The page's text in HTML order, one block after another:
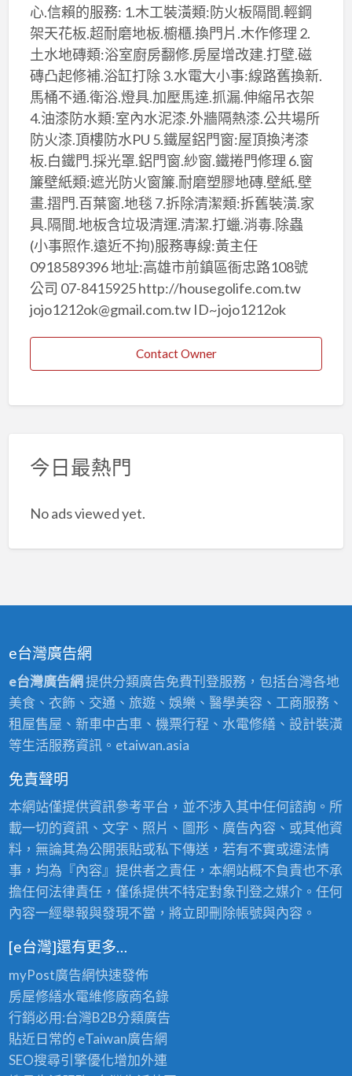
心.信賴的服務: 1.木工裝潢類:防火板隔間.輕鋼
架天花板.超耐磨地板.櫥櫃.換門片.木作修理 2.
土水地磚類:浴室廚房翻修.房屋增改建.打壁.磁
磚凸起修補.浴缸打除 3.水電大小事:線路舊換新.
馬桶不通.衛浴.燈具.加壓馬達.抓漏.伸縮吊衣架
4.油漆防水類:室內水泥漆.外牆隔熱漆.公共場所
防火漆.頂樓防水PU 5.鐵屋鋁門窗:屋頂換洘漆
板.白鐵門.採光罩.鋁門窗.紗窗.鐵捲門修理 6.窗
簾壁紙類:遮光防火窗簾.耐磨塑膠地磚.壁紙.壁
畫.摺門.百葉窗.地毯 7.拆除清潔類:拆舊裝潢.家
具.隔間.地板含垃圾清運.清潔.打蠟.消毒.除蟲
(小事照作.遠近不拘)服務專線:黃主任
0918589396 地址:高雄市前鎮區衙忠路108號
公司 07-8415925 http://housegolife.com.tw
jojo1212ok@gmail.com.tw ID~jojo1212ok
Contact Owner
今日最熱門
No ads viewed yet.
e台灣廣告網
e台灣廣告網提供分類廣告免費刊登服務，包括台灣各地
美食、衣飾、交通、旅遊、娛樂、醫學美容、工商服務、
租屋售屋、新車中古車、機票行程、水電修繕、設計裝潢
等生活服務資訊。etaiwan.asia
免責聲明
本網站僅提供資訊參考平台，並不涉入其中任何諮詢。所
載一切的資訊、文字、照片、圖形、廣告內容、或其他資
料，無論其為公開張貼或私下傳送，若有不實或違法情
事，均為『內容』提供者之責任，本網站概不負責也不承
擔任何法律責任，僅係提供不特定對象刊登之媒介。任何
內容一經舉報與發現不當，將立即刪除帳號與內容。
[e台灣]還有更多…
myPost廣告網快速發佈
房屋修繕水電維修廠商名錄
行銷必用:台灣B2B分類廣告
貼近日常的 eTaiwan廣告網
SEO搜尋引擎優化增加外連